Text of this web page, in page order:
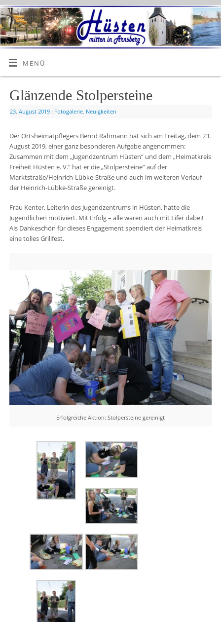
MENÜ
Glänzende Stolpersteine
23. August 2019 Fotogalerie, Neuigkeiten
Der Ortsheimatpflegers Bernd Rahmann hat sich am Freitag, dem 23.
August 2019, einer ganz besonderen Aufgabe angenommen:
Zusammen mit dem „Jugendzentrum Hüsten“ und dem „Heimatkreis
Freiheit Hüsten e. V.“ hat er die „Stolpersteine“ auf der
Marktstraße/Heinrich-Lübke-Straße und auch im weiteren Verlauf
der Heinrich-Lübke-Straße gereinigt.
Frau Kenter, Leiterin des Jugendzentrums in Hüsten, hatte die
Jugendlichen motiviert. Mit Erfolg – alle waren auch mit Eifer dabei!
Als Dankeschön für dieses Engagement spendiert der Heimatkreis
eine tolles Grillfest.
Erfolgreiche Aktion: Stolpersteine gereinigt